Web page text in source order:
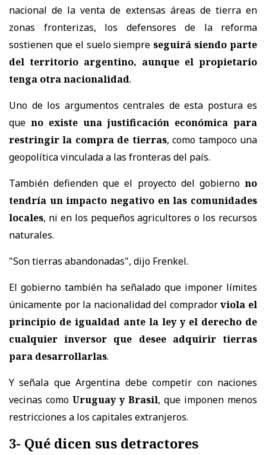
nacional de la venta de extensas áreas de tierra en
zonas fronterizas, los defensores de la reforma
sostienen que el suelo siempreseguirá siendo parte
del territorio argentino, aunque el propietario
tenga otra nacionalidad.
Uno de los argumentos centrales de esta postura es
que no existe una justificación económica para
restringir la compra de tierras, como tampoco una
geopolítica vinculada a las fronteras del país.
También defienden que el proyecto del gobierno no
tendría un impacto negativo en las comunidades
locales, ni en los pequeños agricultores o los recursos
naturales.
"Son tierras abandonadas", dijo Frenkel.
El gobierno también ha señalado que imponer límites
únicamente por la nacionalidad del compradorviola el
principio de igualdad ante la ley y el derecho de
cualquier inversor que desee adquirir tierras
para desarrollarlas.
Y señala que Argentina debe competir con naciones
vecinas como Uruguay y Brasil, que imponen menos
restricciones a los capitales extranjeros.
3- Qué dicen sus detractores